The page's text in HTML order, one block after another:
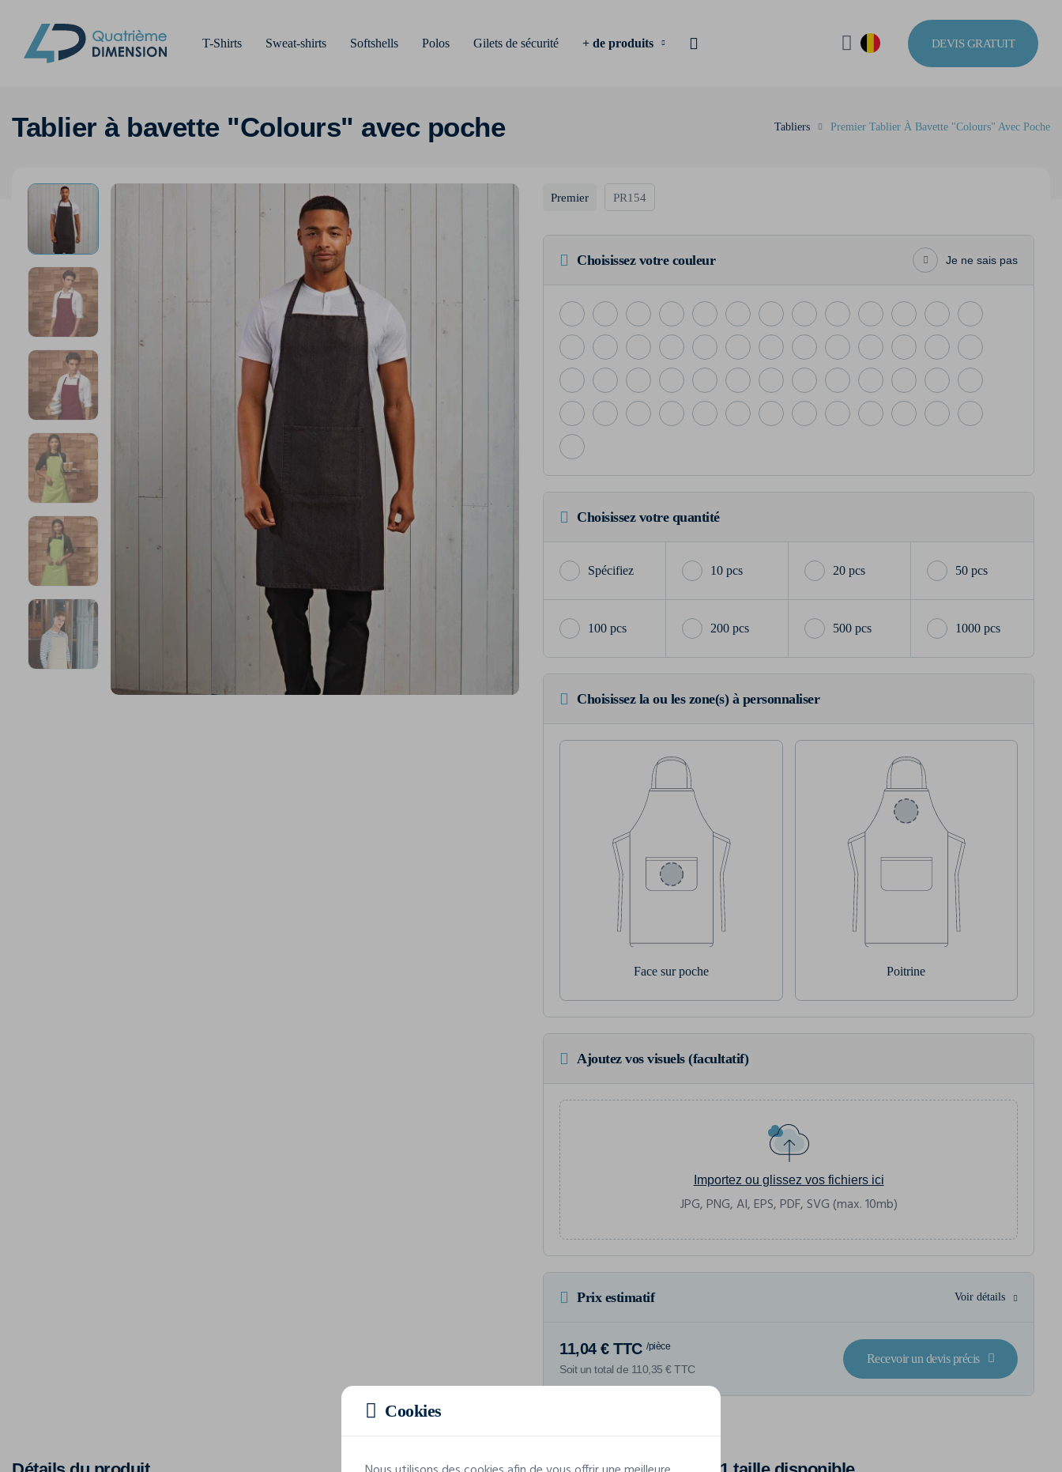
T-Shirts Sweat-shirts Softshells Polos Gilets de sécurité + de produits DEVIS GRATUIT
Tablier à bavette "Colours" avec poche Tabliers Premier Tablier À Bavette "Colours" Avec Poche
Premier PR154
Choisissez votre couleur Je ne sais pas
Choisissez votre quantité
10 pcs 20 pcs 50 pcs
100 pcs 200 pcs 500 pcs 1000 pcs
Choisissez la ou les zone(s) à personnaliser
Face sur poche Poitrine
Ajoutez vos visuels (facultatif)
Importez ou glissez vos fichiers ici
JPG, PNG, AI, EPS, PDF, SVG (max. 10mb)
Prix estimatif Voir détails
11,04 € TTC /pièce
Soit un total de 110,35 € TTC
Recevoir un devis précis
Cookies